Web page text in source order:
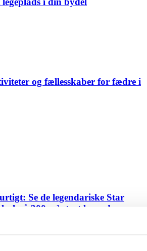
og fællesskaber for fædre i
Se de legendariske Star
på 300 m² stort lærred